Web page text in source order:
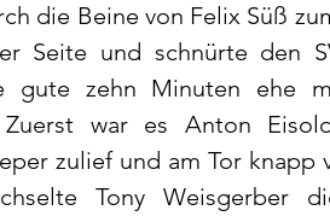
die Beine von Felix Süß
Seite und schnürte den
gute zehn Minuten ehe
Zuerst war es Anton
zulief und am Tor
Tony